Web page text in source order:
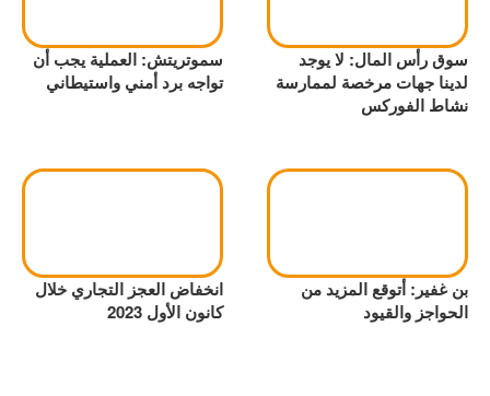
سوق رأس المال: لا يوجد
لدينا جهات مرخصة لممارسة
نشاط الفوركس
سموتريتش: العملية يجب أن
تواجه برد أمني واستيطاني
بن غفير: أتوقع المزيد من
الحواجز والقيود
انخفاض العجز التجاري خلال
كانون الأول 2023